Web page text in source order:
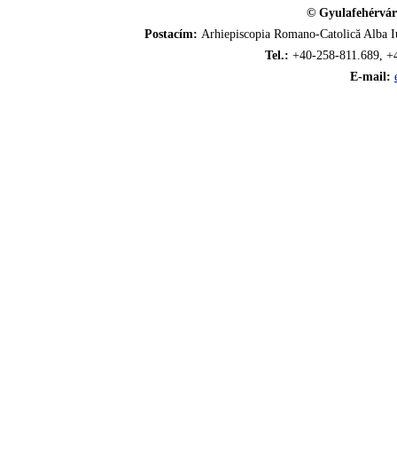
©
Postacím: Arhiepiscopia Romano-Catolică
Tel.: +40-258-811.689,
E-mail: